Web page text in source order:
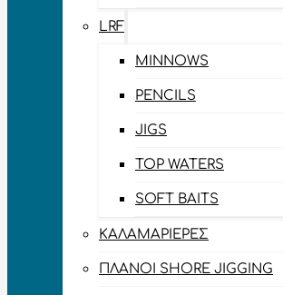
LRF
MINNOWS
PENCILS
JIGS
TOP WATERS
SOFT BAITS
ΚΑΛΑΜΑΡΙΈΡΕΣ
ΠΛΆΝΟΙ SHORE JIGGING